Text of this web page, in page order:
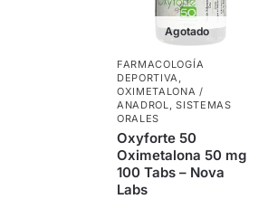
Agotado
FARMACOLOGÍA
DEPORTIVA
OXIMETALONA /
ANADROL
,SISTEMAS
ORALES
Oxyforte 50
Oximetalona 50 mg
100 Tabs – Nova
Labs